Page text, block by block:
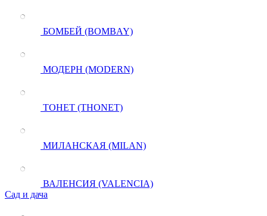
БОМБЕЙ (BOMBAY)
МОДЕРН (MODERN)
ТОНЕТ (THONET)
МИЛАНСКАЯ (MILAN)
ВАЛЕНСИЯ (VALENCIA)
Сад и дача